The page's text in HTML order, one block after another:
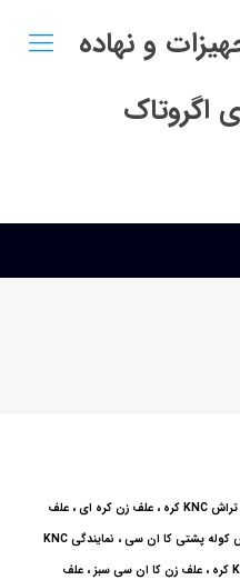
و نهاده
اگروتاک
علف زن KNC ، علف زن کا ان سی کره ، علف تراش KNC کره ، علف زن کره ای ، علف
تراش کره ای ، علف زن دوشی KNC ، علفتراش کوله پشتی کا ان سی ، نمایندگی KNC
کره ، قیمت علفزن KNC ، قیمت علفتراش KNC کره ، علف زن کا ان سی سبز ، علف